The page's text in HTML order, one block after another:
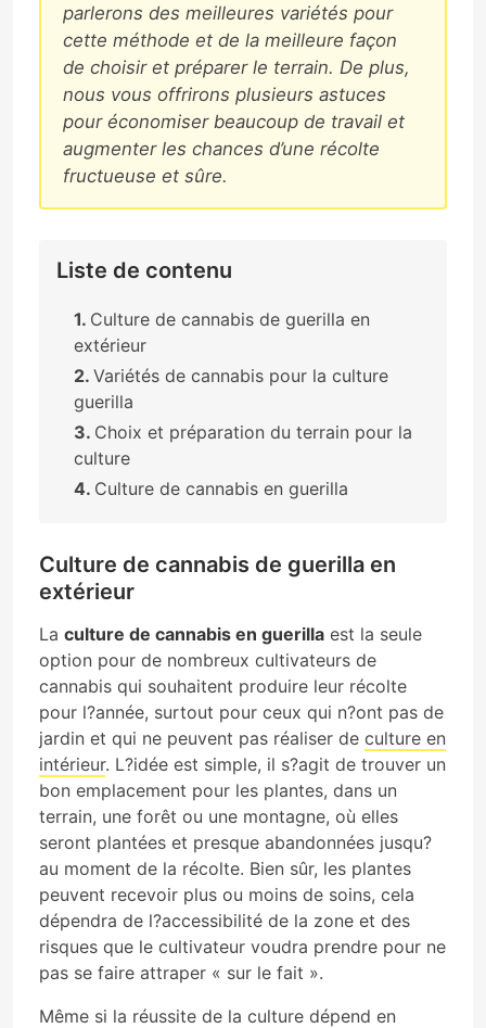
parlerons des meilleures variétés pour
cette méthode et de la meilleure façon
de choisir et préparer le terrain. De plus,
nous vous offrirons plusieurs astuces
pour économiser beaucoup de travail et
augmenter les chances d’une récolte
fructueuse et sûre.
Liste de contenu
Culture de cannabis de guerilla en
extérieur
Variétés de cannabis pour la culture
guerilla
Choix et préparation du terrain pour la
culture
Culture de cannabis en guerilla
Culture de cannabis de guerilla en
extérieur
La culture de cannabis en guerilla est la seule
option pour de nombreux cultivateurs de
cannabis qui souhaitent produire leur récolte
pour l?année, surtout pour ceux qui n?ont pas de
jardin et qui ne peuvent pas réaliser de culture en
intérieur. L?idée est simple, il s?agit de trouver un
bon emplacement pour les plantes, dans un
terrain, une forêt ou une montagne, où elles
seront plantées et presque abandonnées jusqu?
au moment de la récolte. Bien sûr, les plantes
peuvent recevoir plus ou moins de soins, cela
dépendra de l?accessibilité de la zone et des
risques que le cultivateur voudra prendre pour ne
pas se faire attraper « sur le fait ».
Même si la réussite de la culture dépend en